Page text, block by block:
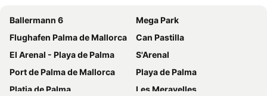
Hotel Marina & Wellness Spa
Lluna Aqua Soller - Adults Recommended
Soller Plaza
Monnaber Nou Finca Hotel & Spa
Hotel Esplendido
Hotel El Guía
Aimia Hotel
Alcázar Hotel Sóller
Hotel Boutique Minister 4Sup
Cas Comte Suites & Spa - Adults Only
Ballermann 6
Mega Park
Flughafen Palma de Mallorca
Can Pastilla
El Arenal - Playa de Palma
S'Arenal
Port de Palma de Mallorca
Playa de Palma
Platja de Palma
Les Meravelles